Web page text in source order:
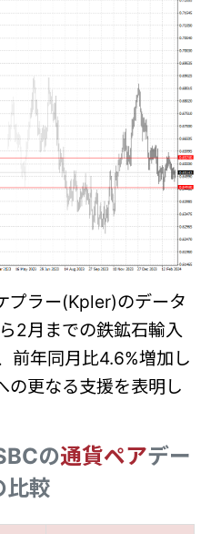
プラー(Kpler)のデータ
2月までの鉄鉱石輸入
前年同月比4.6%増加し
の更なる支援を表明し
の通貨ペアデー
比較